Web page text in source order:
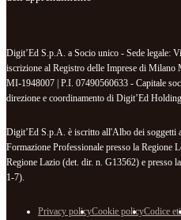
Digit’Ed S.p.A. a Socio unico - Sede legale:
iscrizione al Registro delle Imprese di
MI-1948007 | P.I. 07490560633 - Capitale
direzione e coordinamento di Digit’Ed
Digit’Ed S.p.A. è iscritto all'Albo dei soggetti
Formazione Professionale presso la Regione
Regione Lazio (det. dir. n. G13562) e presso
1-7).
Privacy policyCookie policyCodice